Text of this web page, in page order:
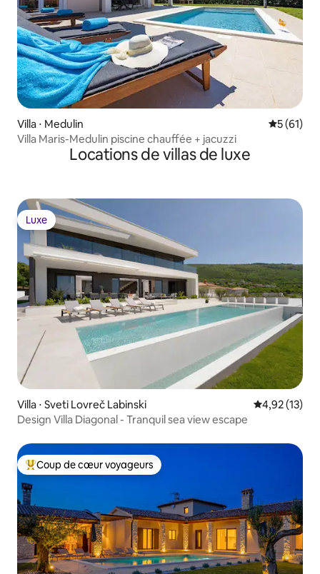
Villa ⋅ Medulin
5 (61)
Villa Maris-Medulin piscine chauffée + jacuzzi
Locations de villas de luxe
Luxe
Luxe
Villa ⋅ Sveti Lovreč Labinski Évaluation
4,92 (13)
Design Villa Diagonal - Tranquil sea view escape
Coups de cœur voyageurs les plus appréciés
Coup de cœur voyageurs